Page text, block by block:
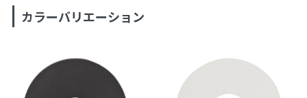
カラーバリエーション